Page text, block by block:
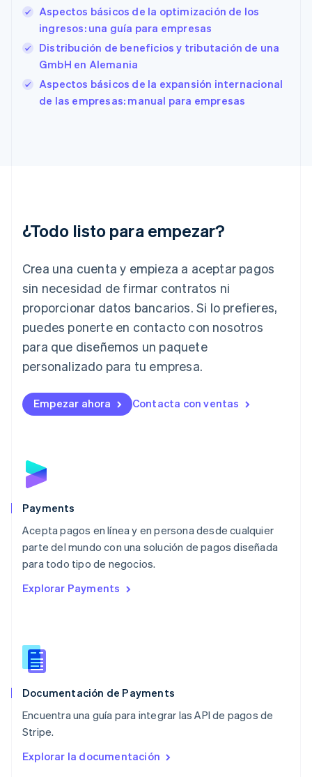
Aspectos básicos de la optimización de los
ingresos: una guía para empresas
Distribución de beneficios y tributación de una
GmbH en Alemania
Aspectos básicos de la expansión internacional
de las empresas: manual para empresas
¿Todo listo para empezar?
Crea una cuenta y empieza a aceptar pagos
sin necesidad de firmar contratos ni
proporcionar datos bancarios. Si lo prefieres,
puedes ponerte en contacto con nosotros
para que diseñemos un paquete
personalizado para tu empresa.
Empezar ahora Contacta con ventas
Payments
Acepta pagos en línea y en persona desde cualquier
parte del mundo con una solución de pagos diseñada
para todo tipo de negocios.
Explorar Payments
Documentación de Payments
Encuentra una guía para integrar las API de pagos de
Stripe.
Explorar la documentación
Estados Unidos
EnglishEspañol简体中文
English
Finlandia
EnglishSvenska
Francia
English
Irlanda
Italia
English
Japón
日本語English
Letonia
Liechtenstein
DeutschEnglish
English
Luxemburgo
Malta
English
EspañolEnglish
English
Nueva Zelandia
English
NederlandsEnglish
Português
RAE de Hong Kong, China
Reino Unido
República Checa
English
English